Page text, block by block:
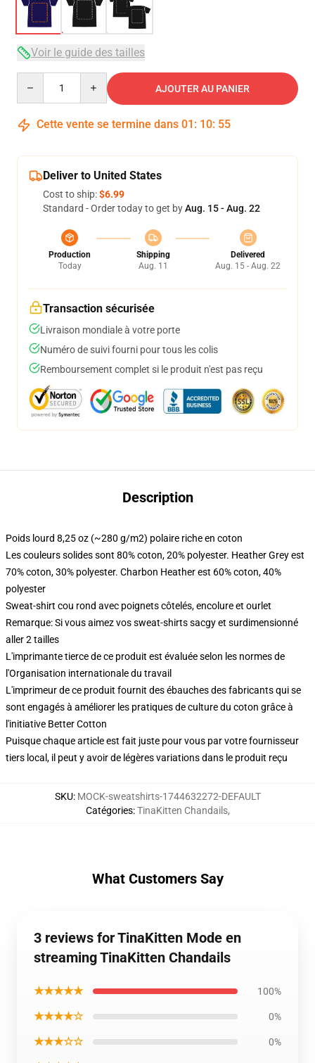
Voir le guide des tailles
AJOUTER AU PANIER
Cette vente se termine dans 01 : 10: 54
Deliver to United States
Cost to ship:$6.99
Standard - Order today to get byAug. 15 - Aug. 22
Production
Today
Shipping
Aug. 11
Delivered
Aug. 15 - Aug. 22
Transaction sécurisée
Livraison mondiale à votre porte
Numéro de suivi fourni pour tous les colis
Remboursement complet si le produit n'est pas reçu
Description
Poids lourd 8,25 oz (~280 g/m2) polaire riche en coton
Les couleurs solides sont 80% coton, 20% polyester. Heather Grey est
70% coton, 30% polyester. Charbon Heather est 60% coton, 40%
polyester
Sweat-shirt cou rond avec poignets côtelés, encolure et ourlet
Remarque: Si vous aimez vos sweat-shirts sacgy et surdimensionné
aller 2 tailles
L'imprimante tierce de ce produit est évaluée selon les normes de
l'Organisation internationale du travail
L'imprimeur de ce produit fournit des ébauches des fabricants qui se
sont engagés à améliorer les pratiques de culture du coton grâce à
l'initiative Better Cotton
Puisque chaque article est fait juste pour vous par votre fournisseur
tiers local, il peut y avoir de légères variations dans le produit reçu
SKU: MOCK-sweatshirts-1744632272-DEFAULT
Catégories:TinaKitten Chandails,
What Customers Say
3 reviews for TinaKitten Mode en
streaming TinaKitten Chandails
★★★★★ 100%
★★★★☆ 0%
★★★☆☆ 0%